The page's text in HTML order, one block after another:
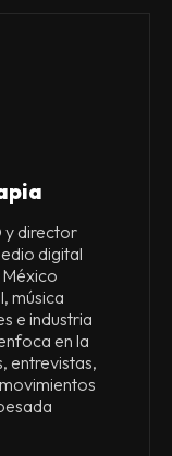
y director
digital
música
e industria
en la
entrevistas,